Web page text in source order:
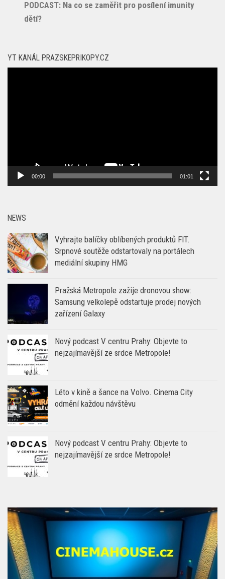
PODCAST: Na co se zaměřit pro posílení imunity
dětí?
YT KANÁL PRAZSKEPRIKOPY.CZ
00:00 01:01
NEWS
Vyhrajte balíčky oblíbených produktů FIT.
Srpnové soutěže odstartovaly na portálech
mediální skupiny HMG
Pražská Metropole zažije dronovou show:
Samsung velkolepě odstartuje prodej nových
zařízení Galaxy
Nový podcast V centru Prahy: Objevte to
nejzajímavější ze srdce Metropole!
Léto v kině a šance na Volvo. Cinema City
odmění každou návštěvu
Nový podcast V centru Prahy: Objevte to
nejzajímavější ze srdce Metropole!